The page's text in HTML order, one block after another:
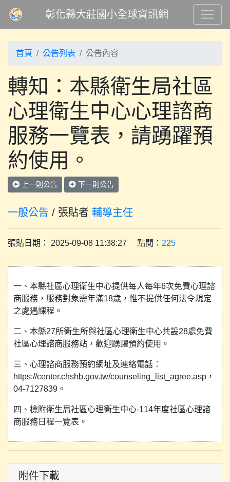
彰化縣大莊國小全球資訊網
首頁 公告列表 公告內容
轉知：本縣衛生局社區
心理衛生中心心理諮商
服務一覽表，請踴躍預
約使用。
上一則公告 下一則公告
一般公告 / 張貼者 輔導主任
張貼日期： 2025-09-08 11:38:27 點閱： 225
一、本縣社區心理衛生中心提供每人每年6次免費心理諮
商服務，服務對象需年滿18歲，惟不提供任何法令規定
之處遇課程。
二、本縣27所衛生所與社區心理衛生中心共設28處免費
社區心理諮商服務站，歡迎踴躍預約使用。
三、心理諮商服務預約網址及連絡電話：
https://center.chshb.gov.tw/counseling_list_agree.asp，
04-7127839。
四、檢附衛生局社區心理衛生中心-114年度社區心理諮
商服務日程一覽表。
附件下載